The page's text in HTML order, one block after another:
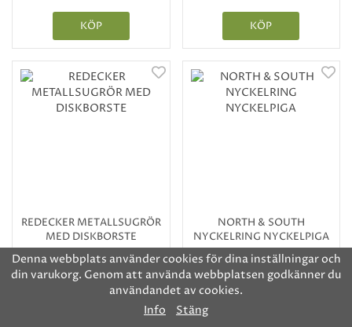
KÖP KÖP
REDECKER METALLSUGRÖR
MED DISKBORSTE
115 kr
NORTH & SOUTH
NYCKELRING NYCKELPIGA
50 kr
Denna webbplats använder cookies för dina inställningar och
din varukorg. Genom att använda webbplatsen godkänner du
användandet av cookies.
Info
Stäng